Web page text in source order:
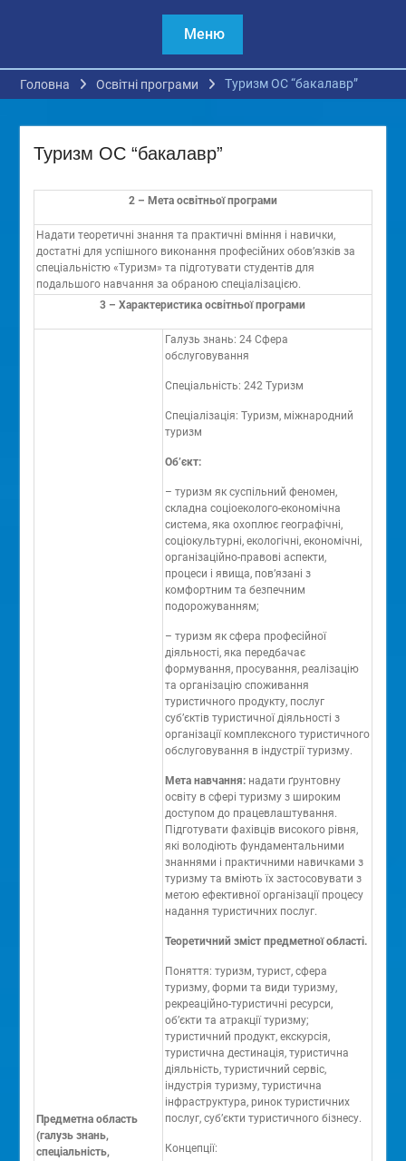
Меню
Головна Освітні програми Туризм ОС “бакалавр”
Туризм ОС “бакалавр”
2 – Мета освітньої програми
Надати теоретичні знання та практичні вміння і навички,
достатні для успішного виконання професійних обов’язків за
спеціальністю «Туризм» та підготувати студентів для
подальшого навчання за обраною спеціалізацією.
3 – Характеристика освітньої програми
Предметна область
(галузь знань,
спеціальність,
Галузь знань: 24 Сфера
обслуговування
Спеціальність: 242 Туризм
Спеціалізація: Туризм, міжнародний
туризм
Об’єкт:
– туризм як суспільний феномен,
складна соціоеколого-економічна
система, яка охоплює географічні,
соціокультурні, екологічні, економічні,
організаційно-правові аспекти,
процеси і явища, пов’язані з
комфортним та безпечним
подорожуванням;
– туризм як сфера професійної
діяльності, яка передбачає
формування, просування, реалізацію
та організацію споживання
туристичного продукту, послуг
суб’єктів туристичної діяльності з
організації комплексного туристичного
обслуговування в індустрії туризму.
Мета навчання:надати ґрунтовну
освіту в сфері туризму з широким
доступом до працевлаштування.
Підготувати фахівців високого рівня,
які володіють фундаментальними
знаннями і практичними навичками з
туризму та вміють їх застосовувати з
метою ефективної організації процесу
надання туристичних послуг.
Теоретичний зміст предметної області.
Поняття: туризм, турист, сфера
туризму, форми та види туризму,
рекреаційно-туристичні ресурси,
об’єкти та атракції туризму;
туристичний продукт, екскурсія,
туристична дестинація, туристична
діяльність, туристичний сервіс,
індустрія туризму, туристична
інфраструктура, ринок туристичних
послуг, суб’єкти туристичного бізнесу.
Концепції: